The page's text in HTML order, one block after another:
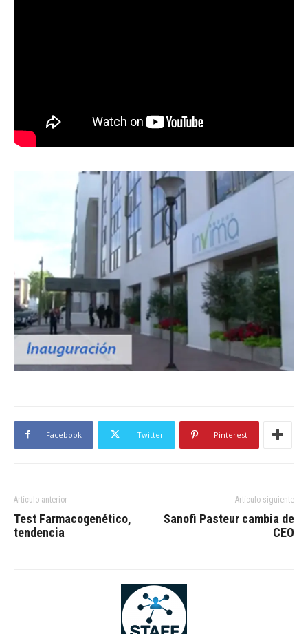
Facebook Twitter Pinterest
Artículo anterior
Test Farmacogenético,
tendencia
Artículo siguiente
Sanofi Pasteur cambia de
CEO